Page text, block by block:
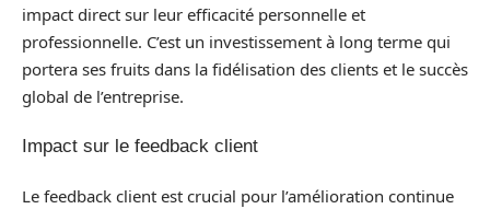
impact direct sur leur efficacité personnelle et
professionnelle. C’est un investissement à long terme qui
portera ses fruits dans la fidélisation des clients et le succès
global de l’entreprise.
Impact sur le feedback client
Le feedback client est crucial pour l’amélioration continue